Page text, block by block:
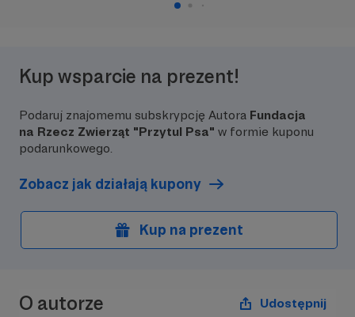
Kup wsparcie na prezent!
Podaruj znajomemu subskrypcję Autora Fundacja
na Rzecz Zwierząt "Przytul Psa" w formie kuponu
podarunkowego.
Zobacz jak działają kupony
Kup na prezent
O autorze Udostępnij